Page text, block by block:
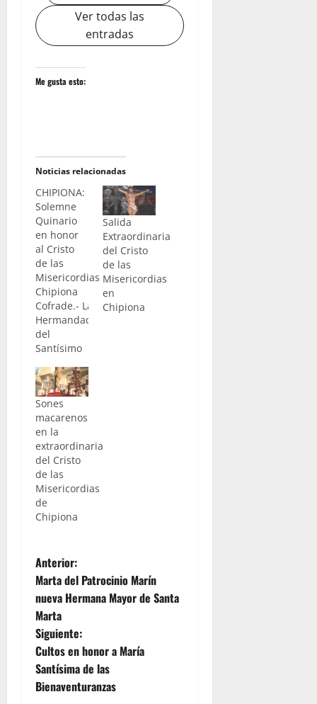
Ver todas las
entradas
Me gusta esto:
Noticias relacionadas
CHIPIONA:
Solemne
Quinario
en honor
al Cristo
de las
Misericordias
Chipiona
Cofrade.- La
Hermandad
del
Santísimo
las
Misericordias,
Dulce
Nombre
de Jesús,
Nuestra
Señora de
la Piedad y
María
Santísima
de la
26 al 30 de
octubre, a
las 19.30
horas, en
la
Parroquia
de
Nuestra
Señora de
la O EN
Salida
Extraordinaria
del Cristo
de las
Misericordias
en
Chipiona
Sones
macarenos
en la
extraordinaria
del Cristo
de las
Misericordias
de
Chipiona
N
a
v
e
g
Anterior:
Marta del Patrocinio Marín
nueva Hermana Mayor de Santa
Marta
Siguiente:
Cultos en honor a María
Santísima de las
Bienaventuranzas